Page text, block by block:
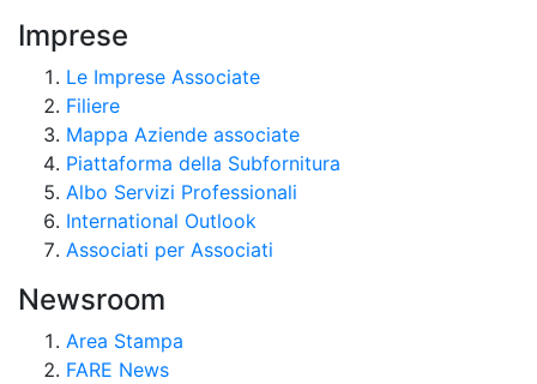
Imprese
Le Imprese Associate
Filiere
Mappa Aziende associate
Piattaforma della Subfornitura
Albo Servizi Professionali
International Outlook
Associati per Associati
Newsroom
Area Stampa
FARE News